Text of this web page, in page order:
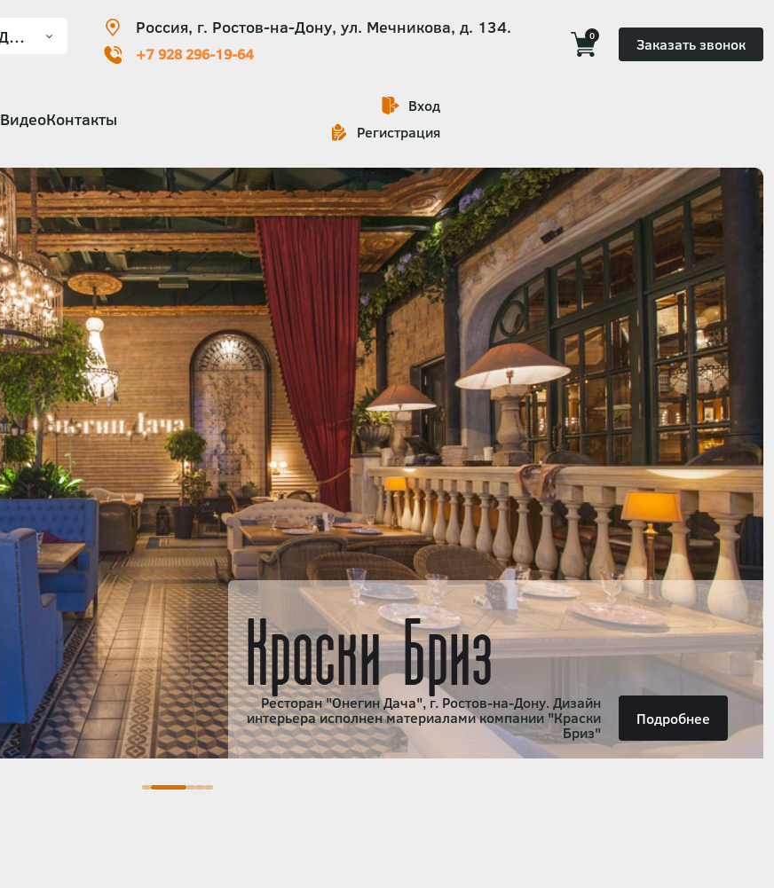
Россия, г. Ростов-на-Дону, ул. Мечникова, д. 134.
+7 928 296-19-64
0 Заказать звонок
ВидеоКонтакты
Вход
Регистрация
Краски Бриз
Ресторан "Онегин Дача", г. Ростов-на-Дону. Дизайн
интерьера исполнен материалами компании "Краски
Бриз"
Подробнее